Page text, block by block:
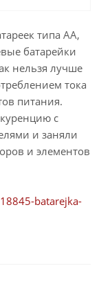
типа АА,
батарейки
нельзя лучше
тока
питания.
с
и заняли
и элементов
batarejka-